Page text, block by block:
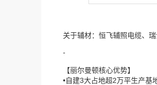
关于辅材：恒飞辅照电缆、
-
【丽尔曼顿核心优势】
•自建3大占地超2万平生产基